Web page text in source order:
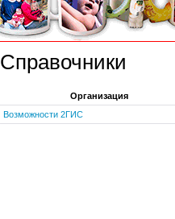
Справочники
Организация
Возможности 2ГИС